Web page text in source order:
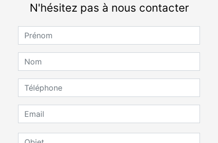
N'hésitez pas à nous contacter